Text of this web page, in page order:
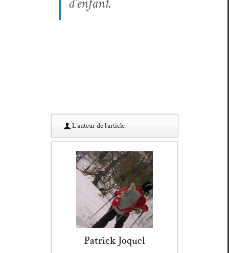
L’au­teur de l’article
Patrick Joquel